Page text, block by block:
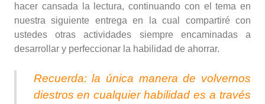
hacer cansada la lectura, continuando con el tema en
nuestra siguiente entrega en la cual compartiré con
ustedes otras actividades siempre encaminadas a
desarrollar y perfeccionar la habilidad de ahorrar.
Recuerda: la única manera de volvernos
diestros en cualquier habilidad es a través